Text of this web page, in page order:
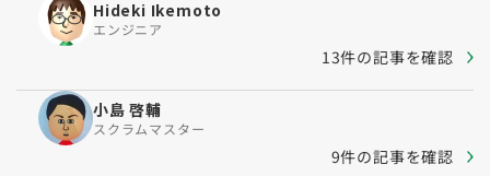
Hideki Ikemoto
エンジニア
13件の記事を確認
小島 啓輔
スクラムマスター
9件の記事を確認